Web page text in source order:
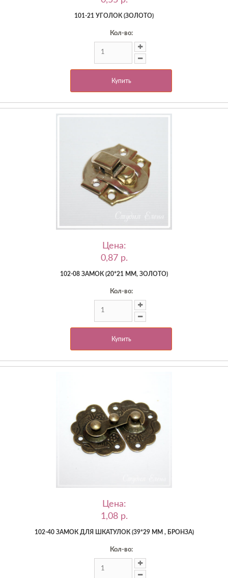
101-21 УГОЛОК (ЗОЛОТО)
Кол-во:
Купить
Цена:
0,87 p.
102-08 ЗАМОК (20*21 ММ, ЗОЛОТО)
Кол-во:
Купить
Цена:
1,08 p.
102-40 ЗАМОК ДЛЯ ШКАТУЛОК (39*29 ММ , БРОНЗА)
Кол-во: